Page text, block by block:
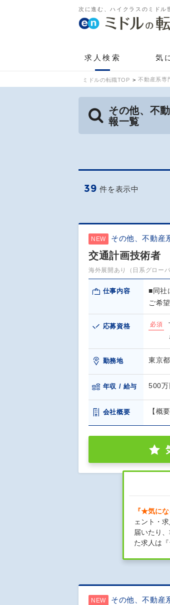
次に進む、ハイクラスのミドル
求人検索 気
ミドルの転職TOP 不動産系専
その他、不
報一覧
39 件を表示中
NEW その他、不動産
交通計画技術者
海外展開あり（日系グローバ
仕事内容
■同社
ご希
応募資格 必須
勤務地 東京
年収 / 給与 500万
会社概要 【概
『★気にな
ェント・
届いたり
た求人は
NEW その他、不動産